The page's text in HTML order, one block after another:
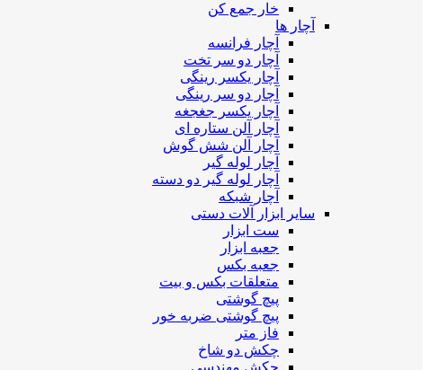
خار جمع کن
آچار ها
آچار فرانسه
آچار دو سر تخت
آچار یکسر رینگی
آچار دو سر رینگی
آچار یکسر جغجغه
آچار آلن ستاره ای
آچار آلن شش گوش
آچار لوله گیر
آچار لوله گیر دو دسته
آچار شبکه
سایر ابزار آلات دستی
ست ابزار
جعبه ابزار
جعبه بکس
متعلقات بکس و بیت
پیچ گوشتی
پیچ گوشتی ضربه خور
فاز متر
چکش دو شاخ